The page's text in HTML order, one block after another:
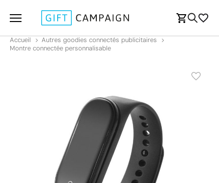
Accueil
Autres goodies connectés publicitaires
Montre connectée personnalisable